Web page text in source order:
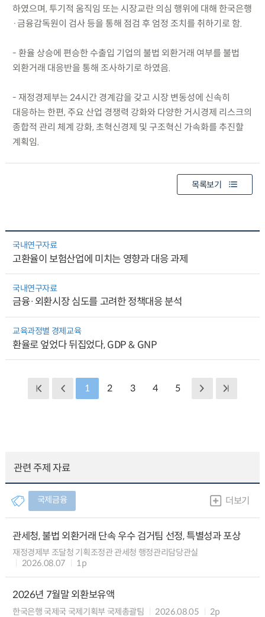
하였으며, 투기적 움직임 또는 시장교란 의심 행위에 대해 한국은행
·금융감독원이 검사 등을 통해 점검 후 엄정 조치를 취하기로 함.
- 환율 상승에 편승한 수출입 기업의 불법 외환거래 여부를 불법
외환거래 대응반을 통해 조사하기로 하였음.
- 재정경제부는 24시간 경계감을 갖고 시장 변동성에 신속히
대응하는 한편, 주요 산업 경쟁력 강화와 다양한 거시경제 리스크의
종합적 관리 체계 강화, 초혁신경제 및 구조혁신 가속화를 추진할
계획임.
목록보기
국내연구자료
고환율이 보험산업에 미치는 영향과 대응 과제
국내연구자료
금융·외환시장 심도를 고려한 정책대응 분석
교육과정별 경제교육
환율로 엎었다 뒤집었다, GDP & GNP
1 2 3 4 5
관련 주제 자료
국제금융 더보기
관세청, 불법 외환거래 단속 우수 검거팀 선정, 특별성과 포상
재정경제부 조달청 기획조정관 관세청 행정관리담당관실
2026.08.07
1p
2026년 7월말 외환보유액
한국은행 국제국 국제기획부 국제총괄팀 2026.08.05 2p